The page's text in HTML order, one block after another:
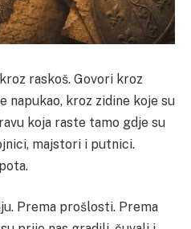
raskoš. Govori kroz
napukao, kroz zidine koje su
koja raste tamo gdje su
majstori i putnici.
Prema prošlosti. Prema